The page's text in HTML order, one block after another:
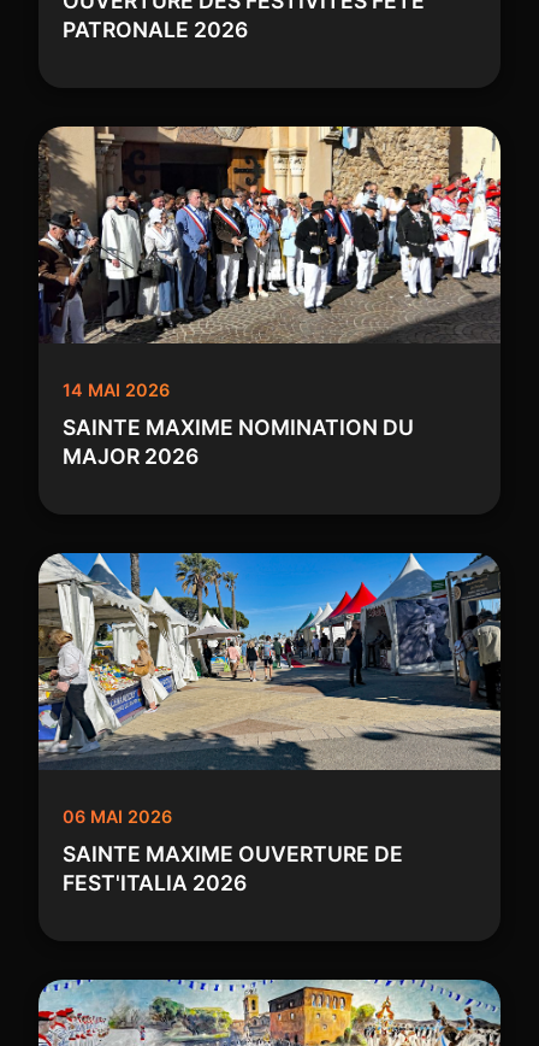
PATRONALE 2026
14 MAI 2026
SAINTE MAXIME NOMINATION DU
MAJOR 2026
06 MAI 2026
SAINTE MAXIME OUVERTURE DE
FEST'ITALIA 2026